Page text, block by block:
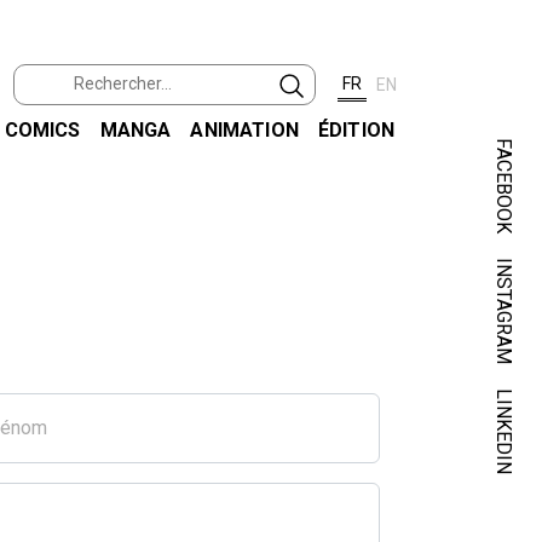
FR EN
COMICS MANGA ANIMATION ÉDITION
FACEBOOK
INSTAGRAM
LINKEDIN